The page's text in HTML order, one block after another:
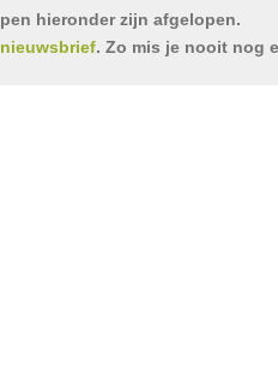
hieronder zijn afgelopen.
. Zo mis je nooit nog